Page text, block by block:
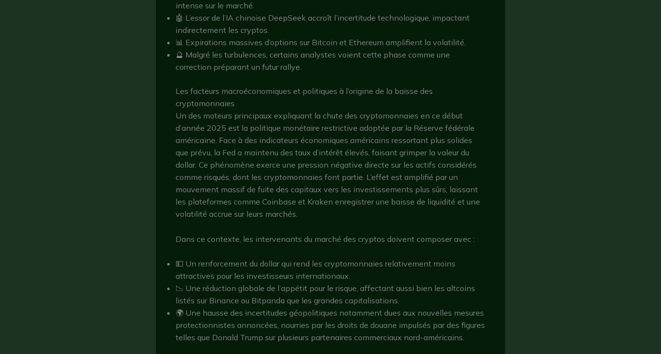
intense sur le marché.
🤖 L’essor de l’IA chinoise DeepSeek accroît l’incertitude technologique, impactant
indirectement les cryptos.
📊 Expirations massives d’options sur Bitcoin et Ethereum amplifient la volatilité.
🔮 Malgré les turbulences, certains analystes voient cette phase comme une
correction préparant un futur rallye.
Les facteurs macroéconomiques et politiques à l’origine de la baisse des
cryptomonnaies
Un des moteurs principaux expliquant la chute des cryptomonnaies en ce début
d’année 2025 est la politique monétaire restrictive adoptée par la Réserve fédérale
américaine. Face à des indicateurs économiques américains ressortant plus solides
que prévu, la Fed a maintenu des taux d’intérêt élevés, faisant grimper la valeur du
dollar. Ce phénomène exerce une pression négative directe sur les actifs considérés
comme risqués, dont les cryptomonnaies font partie. L’effet est amplifié par un
mouvement massif de fuite des capitaux vers les investissements plus sûrs, laissant
les plateformes comme Coinbase et Kraken enregistrer une baisse de liquidité et une
volatilité accrue sur leurs marchés.
Dans ce contexte, les intervenants du marché des cryptos doivent composer avec :
💵 Un renforcement du dollar qui rend les cryptomonnaies relativement moins
attractives pour les investisseurs internationaux.
📉 Une réduction globale de l’appétit pour le risque, affectant aussi bien les altcoins
listés sur Binance ou Bitpanda que les grandes capitalisations.
🌍 Une hausse des incertitudes géopolitiques notamment dues aux nouvelles mesures
protectionnistes annoncées, nourries par les droits de douane impulsés par des figures
telles que Donald Trump sur plusieurs partenaires commerciaux nord-américains.